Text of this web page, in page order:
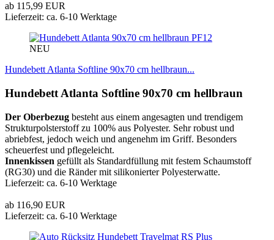
ab 115,99 EUR
Lieferzeit: ca. 6-10 Werktage
PF12
NEU
Hundebett Atlanta Softline 90x70 cm hellbraun...
Hundebett Atlanta Softline 90x70 cm hellbraun
Der Oberbezug besteht aus einem angesagten und trendigem
Strukturpolsterstoff zu 100% aus Polyester. Sehr robust und
abriebfest, jedoch weich und angenehm im Griff. Besonders
scheuerfest und pflegeleicht.
Innenkissen gefüllt als Standardfüllung mit festem Schaumstoff
(RG30) und die Ränder mit silikonierter Polyesterwatte.
Lieferzeit: ca. 6-10 Werktage
ab 116,90 EUR
Lieferzeit: ca. 6-10 Werktage